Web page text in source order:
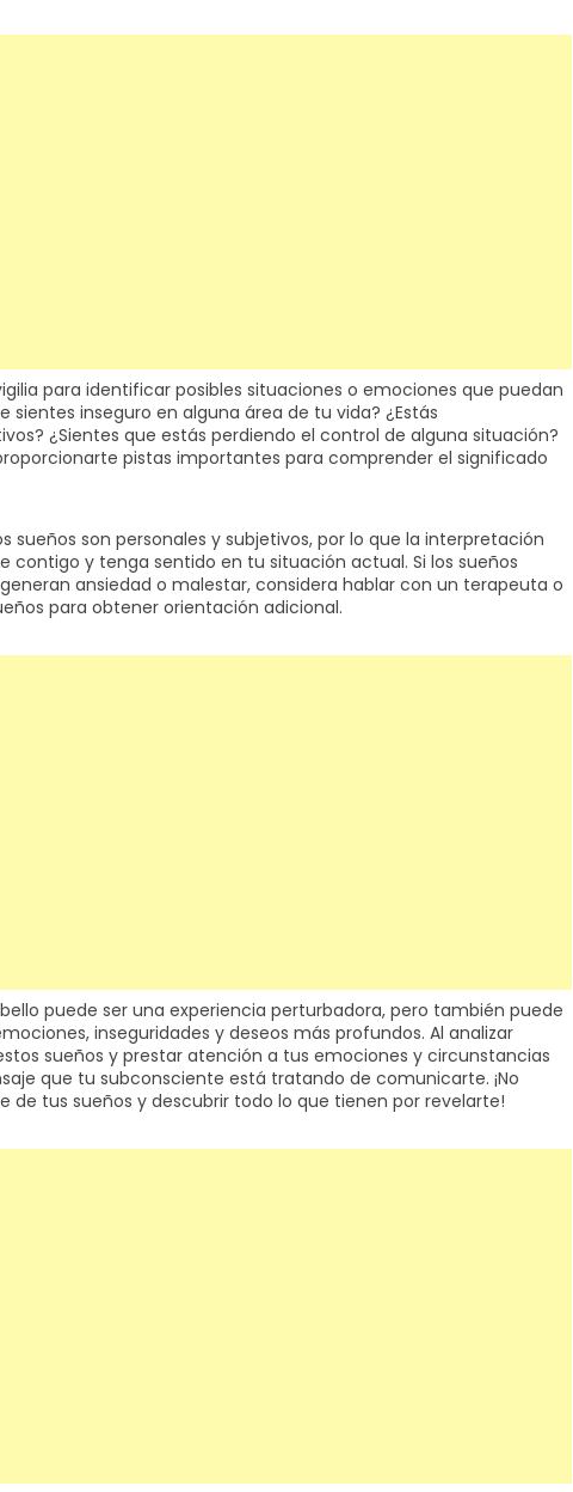
para identificar posibles situaciones o emociones que puedan
sientes inseguro en alguna área de tu vida? ¿Estás
¿Sientes que estás perdiendo el control de alguna situación?
pistas importantes para comprender el significado
sueños son personales y subjetivos, por lo que la interpretación
contigo y tenga sentido en tu situación actual. Si los sueños
ansiedad o malestar, considera hablar con un terapeuta o
para obtener orientación adicional.
puede ser una experiencia perturbadora, pero también puede
inseguridades y deseos más profundos. Al analizar
sueños y prestar atención a tus emociones y circunstancias
que tu subconsciente está tratando de comunicarte. ¡No
de tus sueños y descubrir todo lo que tienen por revelarte!